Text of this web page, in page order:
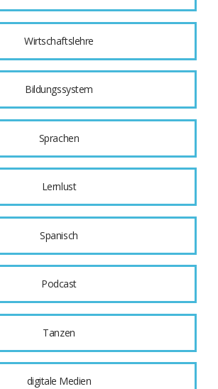
Wirtschaftslehre
Bildungssystem
Sprachen
Lernlust
Spanisch
Podcast
Tanzen
digitale Medien